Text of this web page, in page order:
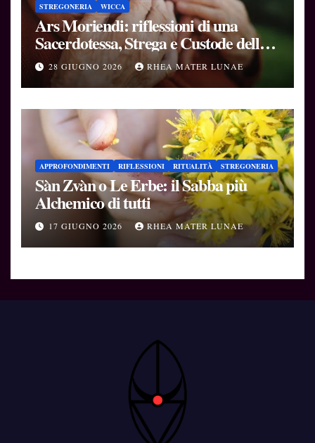
STREGONERIA
WICCA
Ars Moriendi: riflessioni di una
Sacerdotessa, Strega e Custode delle
Soglie
28 GIUGNO 2026 RHEA MATER LUNAE
APPROFONDIMENTI RIFLESSIONI RITUALITÀ STREGONERIA
Sàn Zvàn o Le Erbe: il Sabba più
Alchemico di tutti
17 GIUGNO 2026 RHEA MATER LUNAE